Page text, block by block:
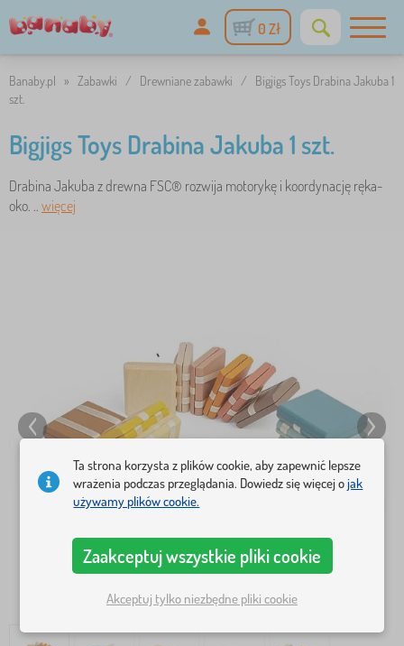
0 Zł
Banaby.pl » Zabawki / Drewniane zabawki /
Bigjigs Toys Drabina Jakuba 1
szt.
Bigjigs Toys Drabina Jakuba 1 szt.
Drabina Jakuba z drewna FSC® rozwija motorykę i koordynację ręka-
oko. .. więcej
Ta strona korzysta z plików cookie, aby zapewnić lepsze
wrażenia podczas przeglądania. Dowiedz się więcej ojak
używamy plików cookie.
Zaakceptuj wszystkie pliki cookie
Akceptuj tylko niezbędne pliki cookie